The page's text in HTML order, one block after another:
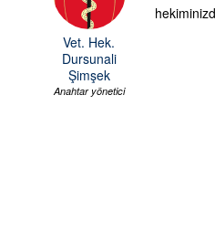
Vet. Hek.
Dursunali
Şimşek
Anahtar yönetici